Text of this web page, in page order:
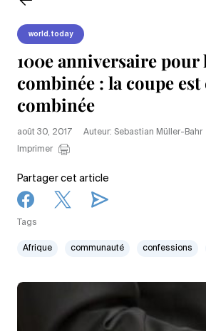
world.today
100e anniversaire pour
combinée : la coupe est
combinée
août 30, 2017
Auteur: Sebastian Müller-Bahr
Imprimer
Partager cet article
Tags
Afrique communauté confessions